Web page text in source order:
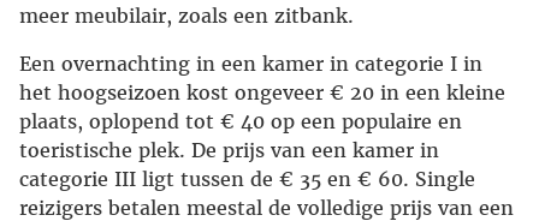
meer meubilair, zoals een zitbank.
Een overnachting in een kamer in categorie I in
het hoogseizoen kost ongeveer € 20 in een kleine
plaats, oplopend tot € 40 op een populaire en
toeristische plek. De prijs van een kamer in
categorie III ligt tussen de € 35 en € 60. Single
reizigers betalen meestal de volledige prijs van een